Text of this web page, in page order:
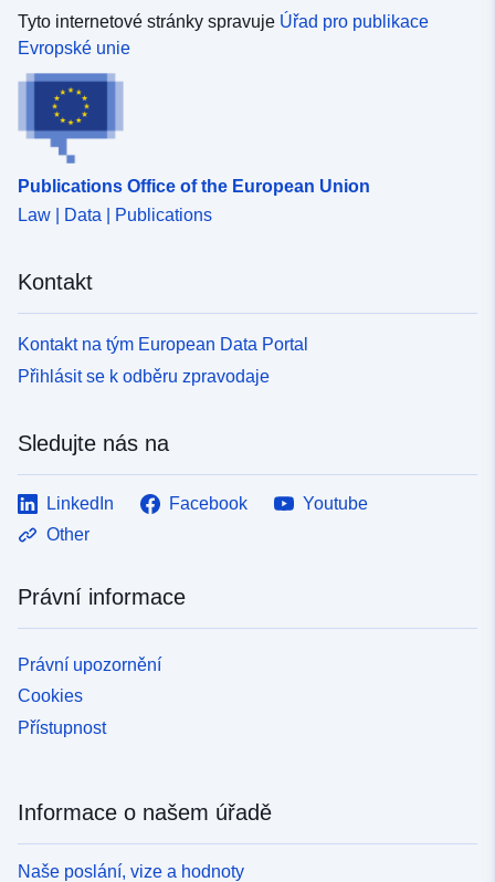
Prostorový zdroj:
Identifikátory:
5966-4bf7-a4ec-
404b-b9f7-fe190ceca287
Typ:
Datový zdroj:
Tyto internetové stránky spravuje Úřad pro publikace
Evropské unie
Publications Office of the European Union
Law | Data | Publications
Kontakt
Kontakt na tým European Data Portal
Přihlásit se k odběru zpravodaje
Sledujte nás na
LinkedIn Facebook
Youtube
Other
Právní informace
Právní upozornění
Cookies
Přístupnost
Informace o našem úřadě
Naše poslání, vize a hodnoty